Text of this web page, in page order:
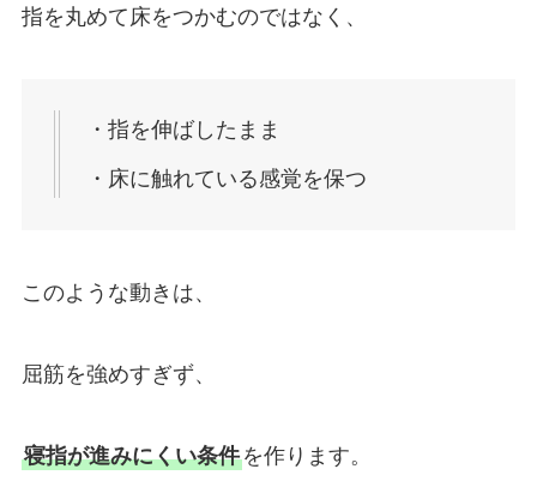
指を丸めて床をつかむのではなく、
・指を伸ばしたまま
・床に触れている感覚を保つ
このような動きは、
屈筋を強めすぎず、
寝指が進みにくい条件を作ります。